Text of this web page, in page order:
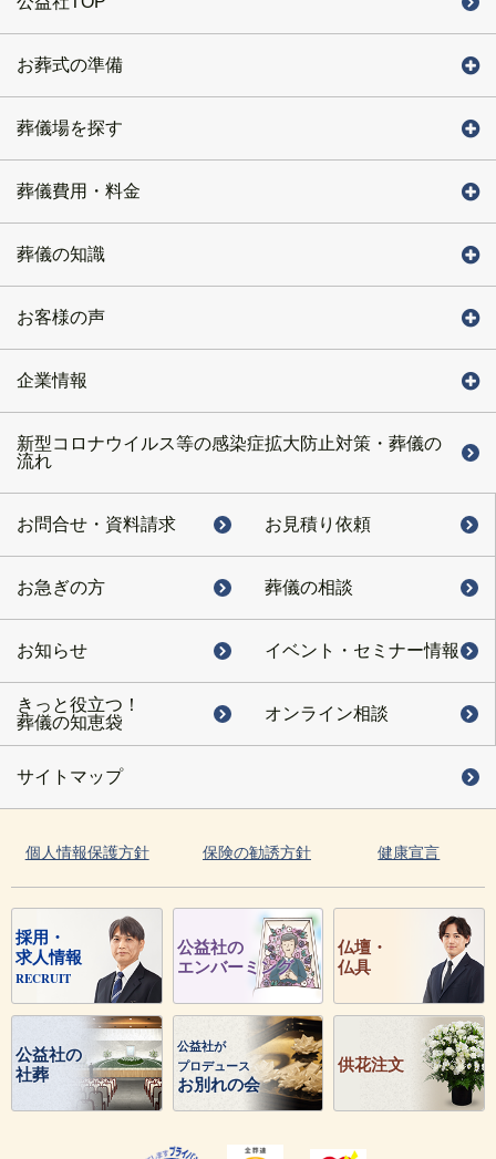
お葬式の準備
葬儀場を探す
葬儀費用・料金
葬儀の知識
お客様の声
企業情報
新型コロナウイルス等の感染症拡大防止対策・葬儀の
流れ
お問合せ・ 資料請求 お見積り依頼
お急ぎの方 葬儀の相談
お知らせ イベント・ セミナー情報
きっと役立つ！
葬儀の知恵袋
オンライン相談
サイトマップ
個人情報保護方針 保険の勧誘方針 健康宣言
採用・
求人情報
RECRUIT
公益社の
エンバーミング
仏壇・
仏具
公益社の
社葬
公益社が
プロデュース
お別れの会
供花注文